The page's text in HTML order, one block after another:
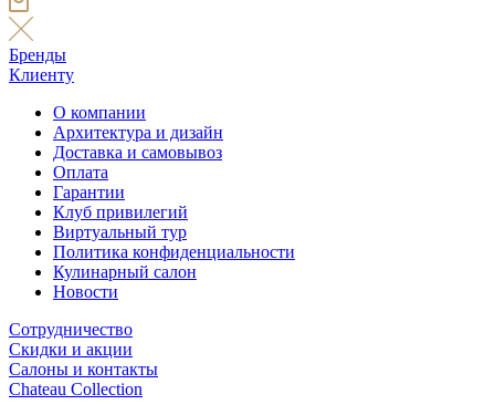
Бренды
Клиенту
О компании
Архитектура и дизайн
Доставка и самовывоз
Оплата
Гарантии
Клуб привилегий
Виртуальный тур
Политика конфиденциальности
Кулинарный салон
Новости
Сотрудничество
Скидки и акции
Салоны и контакты
Chateau Collection